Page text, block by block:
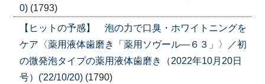
0) (1793)
【ヒットの予感】 泡の力で口臭・ホワイトニングを
ケア〈薬用液体歯磨き「薬用ソヴール―６３」〉／初
の微発泡タイプの薬用液体歯磨き（2022年10月20日
号）('22/10/20) (1790)